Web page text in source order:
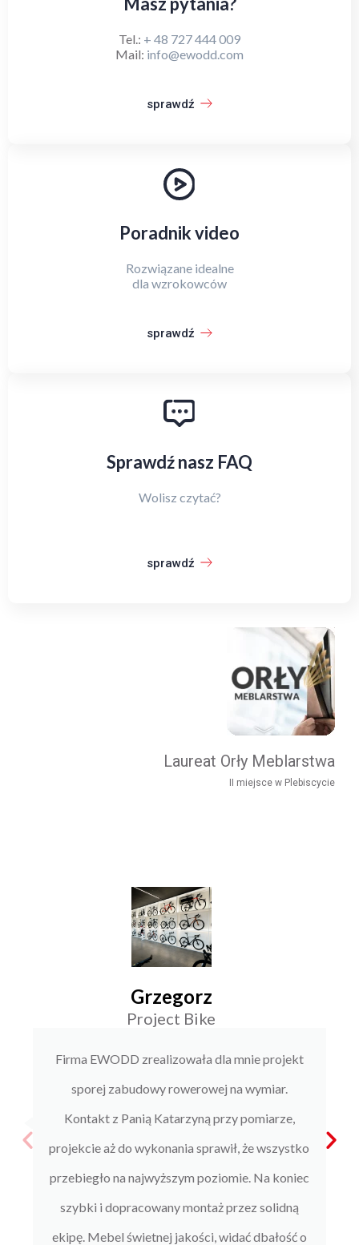
Tel.: + 48 727 444 009
Mail: info@ewodd.com
sprawdź
Poradnik video
Rozwiązane idealne
dla wzrokowców
sprawdź
Sprawdź nasz FAQ
Wolisz czytać?
sprawdź
Laureat Orły Meblarstwa
II miejsce w Plebiscycie
Firma EWODD zrealizowała dla mnie projekt
sporej zabudowy rowerowej na wymiar.
Kontakt z Panią Katarzyną przy pomiarze,
projekcie aż do wykonania sprawił, że wszystko
przebiegło na najwyższym poziomie. Na koniec
szybki i dopracowany montaż przez solidną
ekipę. Mebel świetnej jakości, widać dbałość o
Grzegorz
Project Bike